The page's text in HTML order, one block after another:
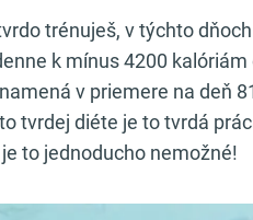
trénuješ, v týchto
k mínus 4200
v priemere na deň
tvrdej diéte je to tvrdá
to jednoducho nemožné!